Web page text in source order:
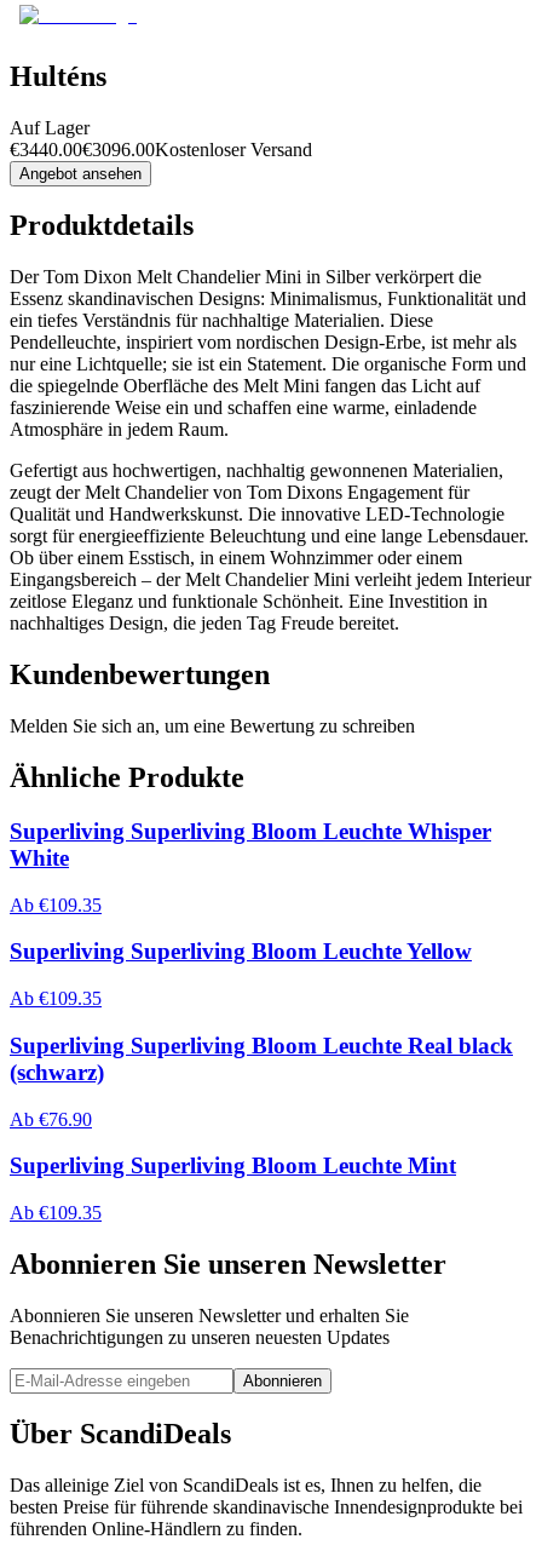
Hulténs
Auf Lager
€3440.00€3096.00Kostenloser Versand
Angebot ansehen
Produktdetails
Der Tom Dixon Melt Chandelier Mini in Silber verkörpert die
Essenz skandinavischen Designs: Minimalismus, Funktionalität und
ein tiefes Verständnis für nachhaltige Materialien. Diese
Pendelleuchte, inspiriert vom nordischen Design-Erbe, ist mehr als
nur eine Lichtquelle; sie ist ein Statement. Die organische Form und
die spiegelnde Oberfläche des Melt Mini fangen das Licht auf
faszinierende Weise ein und schaffen eine warme, einladende
Atmosphäre in jedem Raum.
Gefertigt aus hochwertigen, nachhaltig gewonnenen Materialien,
zeugt der Melt Chandelier von Tom Dixons Engagement für
Qualität und Handwerkskunst. Die innovative LED-Technologie
sorgt für energieeffiziente Beleuchtung und eine lange Lebensdauer.
Ob über einem Esstisch, in einem Wohnzimmer oder einem
Eingangsbereich – der Melt Chandelier Mini verleiht jedem Interieur
zeitlose Eleganz und funktionale Schönheit. Eine Investition in
nachhaltiges Design, die jeden Tag Freude bereitet.
Kundenbewertungen
Melden Sie sich an, um eine Bewertung zu schreiben
Ähnliche Produkte
Superliving Superliving Bloom Leuchte Whisper
White
Ab €109.35
Superliving Superliving Bloom Leuchte Yellow
Ab €109.35
Superliving Superliving Bloom Leuchte Real black
(schwarz)
Ab €76.90
Superliving Superliving Bloom Leuchte Mint
Ab €109.35
Abonnieren Sie unseren Newsletter
Abonnieren Sie unseren Newsletter und erhalten Sie
Benachrichtigungen zu unseren neuesten Updates
Abonnieren
Über ScandiDeals
Das alleinige Ziel von ScandiDeals ist es, Ihnen zu helfen, die
besten Preise für führende skandinavische Innendesignprodukte bei
führenden Online-Händlern zu finden.